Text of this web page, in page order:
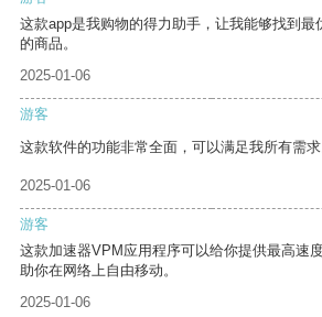
这款app是我购物的得力助手，让我能够找到最
的商品。
2025-01-06
游客
这款软件的功能非常全面，可以满足我所有需求
2025-01-06
游客
这款加速器VPM应用程序可以给你提供最高速
助你在网络上自由移动。
2025-01-06